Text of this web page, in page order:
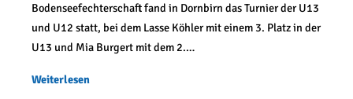
Bodenseefechterschaft fand in Dornbirn das Turnier der U13
und U12 statt, bei dem Lasse Köhler mit einem 3. Platz in der
U13 und Mia Burgert mit dem 2.…
Weiterlesen